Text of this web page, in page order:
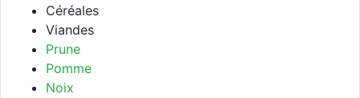
Céréales
Viandes
Prune
Pomme
Noix